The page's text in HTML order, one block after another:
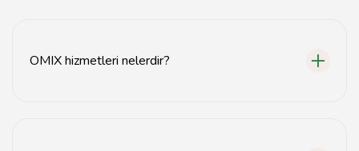
OMIX hizmetleri nelerdir?